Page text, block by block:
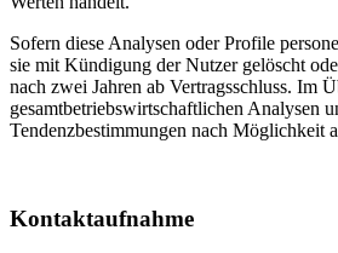
Sofern diese Analysen oder Profile
sie mit Kündigung der Nutzer gelöscht
nach zwei Jahren ab Vertragsschluss. Im
gesamtbetriebswirtschaftlichen Analysen
Tendenzbestimmungen nach Möglichkeit
Kontaktaufnahme